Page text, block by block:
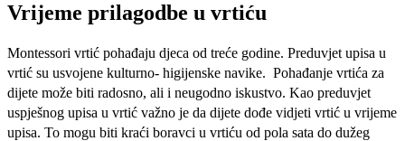
Vrijeme prilagodbe u vrtiću
Montessori vrtić pohađaju djeca od treće godine. Preduvjet upisa u
vrtić su usvojene kulturno- higijenske navike. Pohađanje vrtića za
dijete može biti radosno, ali i neugodno iskustvo. Kao preduvjet
uspješnog upisa u vrtić važno je da dijete dođe vidjeti vrtić u vrijeme
upisa. To mogu biti kraći boravci u vrtiću od pola sata do dužeg